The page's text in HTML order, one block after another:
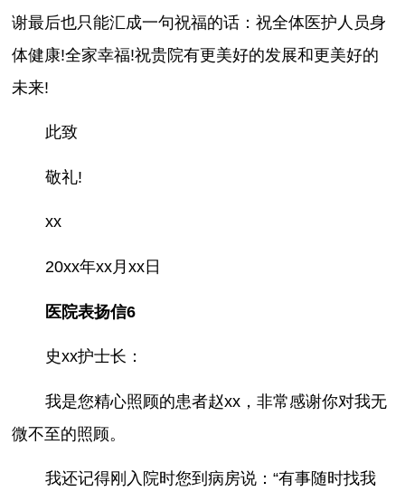
谢最后也只能汇成一句祝福的话：祝全体医护人员身
体健康!全家幸福!祝贵院有更美好的发展和更美好的
未来!
此致
敬礼!
xx
20xx年xx月xx日
医院表扬信6
史xx护士长：
我是您精心照顾的患者赵xx，非常感谢你对我无
微不至的照顾。
我还记得刚入院时您到病房说：“有事随时找我